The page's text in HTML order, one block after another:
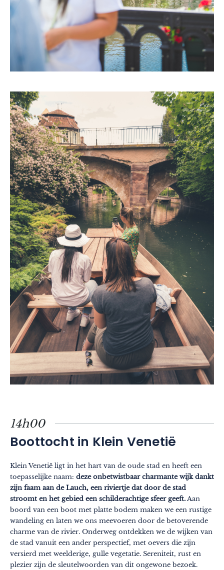
14h00
Boottocht in Klein Venetië
Klein Venetië ligt in het hart van de oude stad en heeft een
toepasselijke naam: deze onbetwistbaar charmante wijk dankt
zijn faam aan de Lauch, een riviertje dat door de stad
stroomt en het gebied een schilderachtige sfeer geeft.Aan
boord van een boot met platte bodem maken we een rustige
wandeling en laten we ons meevoeren door de betoverende
charme van de rivier. Onderweg ontdekken we de wijken van
de stad vanuit een ander perspectief, met oevers die zijn
versierd met weelderige, gulle vegetatie. Sereniteit, rust en
plezier zijn de sleutelwoorden van dit ongewone bezoek.